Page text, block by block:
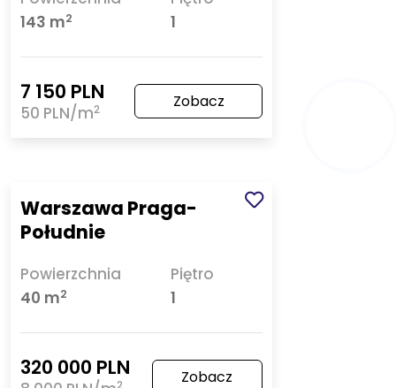
143 m2
1
7 150 PLN
50 PLN/m2 Zobacz
Warszawa Praga-
Południe
Powierzchnia
40 m2
Piętro
1
320 000 PLN
2 Zobacz